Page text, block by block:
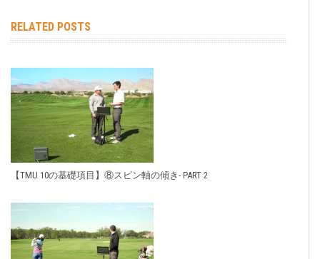
RELATED POSTS
【TMU 10の基礎項目】⑧スピン軸の傾き- PART 2